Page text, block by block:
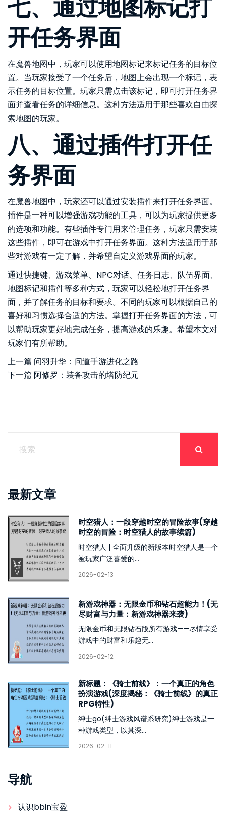
七、通过地图标记打
开任务界面
在魔兽地图中，玩家可以使用地图标记来标记任务的目标位
置。当玩家接受了一个任务后，地图上会出现一个标记，表
示任务的目标位置。玩家只需点击该标记，即可打开任务界
面并查看任务的详细信息。这种方法适用于那些喜欢自由探
索地图的玩家。
八、通过插件打开任
务界面
在魔兽地图中，玩家还可以通过安装插件来打开任务界面。
插件是一种可以增强游戏功能的工具，可以为玩家提供更多
的选项和功能。有些插件专门用来管理任务，玩家只需安装
这些插件，即可在游戏中打开任务界面。这种方法适用于那
些对游戏有一定了解，并希望自定义游戏界面的玩家。
通过快捷键、游戏菜单、NPC对话、任务日志、队伍界面、
地图标记和插件等多种方式，玩家可以轻松地打开任务界
面，并了解任务的目标和要求。不同的玩家可以根据自己的
喜好和习惯选择合适的方法。掌握打开任务界面的方法，可
以帮助玩家更好地完成任务，提高游戏的乐趣。希望本文对
玩家们有所帮助。
上一篇 问羽升华：问道手游进化之路
下一篇 阿修罗：装备攻击的塔防纪元
最新文章
时空猎人：一段穿越时空的冒险故事(穿越
时空的冒险：时空猎人的故事续篇)
时空猎人 | 全面升级的新版本时空猎人是一个
被玩家广泛喜爱的...
2026-02-13
新游戏神器：无限金币和钻石超能力！(无
尽财富与力量：新游戏神器来袭)
无限金币和无限钻石版所有游戏——尽情享受
游戏中的财富和乐趣无...
2026-02-12
新标题：《骑士前线》：一个真正的角色
扮演游戏(深度揭秘：《骑士前线》的真正
RPG特性)
绅士go(绅士游戏风谱系研究)绅士游戏是一
种游戏类型，以其深...
2026-02-11
导航
认识bbin宝盈